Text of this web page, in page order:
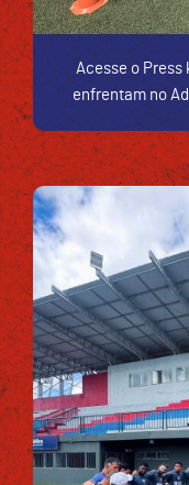
Acesse o
enfrentam no